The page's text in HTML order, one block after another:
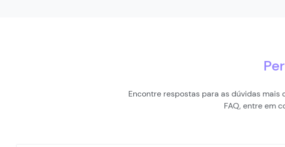
Encontre respostas para as dúvidas mais
FAQ, entre em